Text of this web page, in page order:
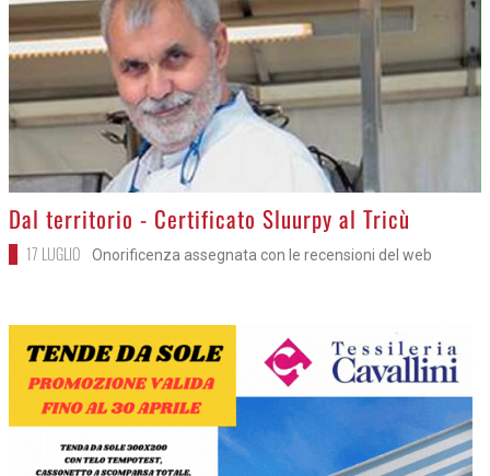
>
Dal territorio - Certificato Sluurpy al Tricù
17 LUGLIO Onorificenza assegnata con le recensioni del web